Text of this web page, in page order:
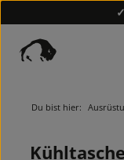
Du bist hier: